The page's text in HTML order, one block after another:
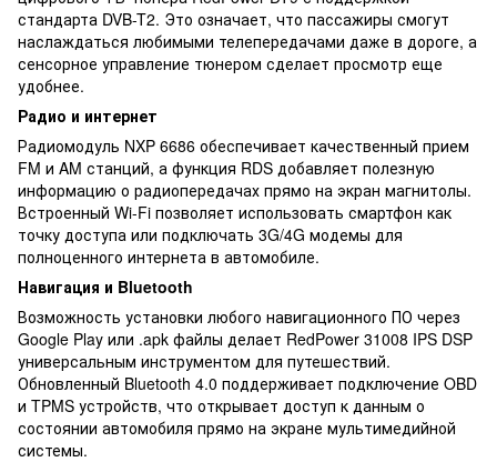
стандарта DVB-T2. Это означает, что пассажиры смогут
наслаждаться любимыми телепередачами даже в дороге, а
сенсорное управление тюнером сделает просмотр еще
удобнее.
Радио и интернет
Радиомодуль NXP 6686 обеспечивает качественный прием
FM и AM станций, а функция RDS добавляет полезную
информацию о радиопередачах прямо на экран магнитолы.
Встроенный Wi-Fi позволяет использовать смартфон как
точку доступа или подключать 3G/4G модемы для
полноценного интернета в автомобиле.
Навигация и Bluetooth
Возможность установки любого навигационного ПО через
Google Play или .apk файлы делает RedPower 31008 IPS DSP
универсальным инструментом для путешествий.
Обновленный Bluetooth 4.0 поддерживает подключение OBD
и TPMS устройств, что открывает доступ к данным о
состоянии автомобиля прямо на экране мультимедийной
системы.